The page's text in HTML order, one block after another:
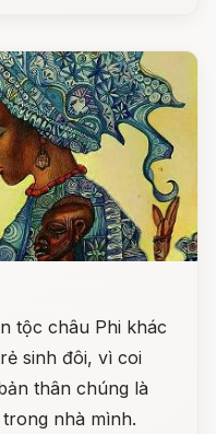
tộc châu Phi khác
sinh đôi, vì coi
thân chúng là
nhà mình.